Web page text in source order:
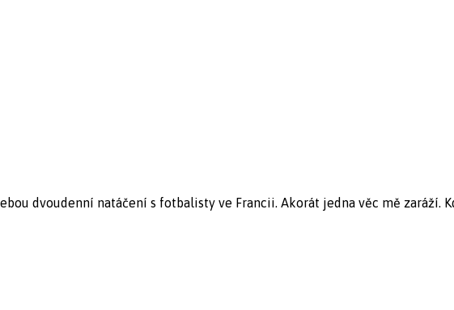
dvoudenní natáčení s fotbalisty ve Francii. Akorát jedna věc mě zaráží.